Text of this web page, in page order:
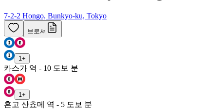
7-2-2 Hongo, Bunkyo-ku, Tokyo
브로셔
1 +
카스가 역 - 10 도보 분
1 +
혼고 산쵸메 역 - 5 도보 분